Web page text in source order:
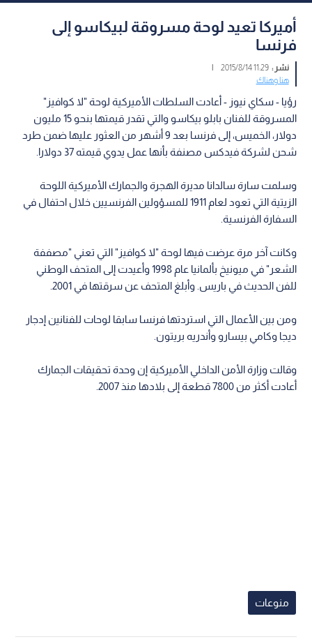
أميركا تعيد لوحة مسروقة لبيكاسو إلى
فرنسا
نشر :11:29 2015/8/14
|
هنا وهناك
رؤيا - سكاي نيوز - أعادت السلطات الأميركية لوحة "لا كوافيز"
المسروقة للفنان بابلو بيكاسو والتي تقدر قيمتها بنحو 15 مليون
دولار، الخميس، إلى فرنسا بعد 9 أشهر من العثور عليها ضمن طرد
شحن لشركة فيدكس مصنفة بأنها عمل يدوي قيمته 37 دولارا.
وسلمت سارة سالدانا مديرة الهجرة والجمارك الأميركية اللوحة
الزيتية التي تعود لعام 1911 للمسؤولين الفرنسيين خلال احتفال في
السفارة الفرنسية.
وكانت آخر مرة عرضت فيها لوحة "لا كوافيز" التي تعني "مصففة
الشعر" في ميونيخ بألمانيا عام 1998 وأعيدت إلى المتحف الوطني
للفن الحديث في باريس. وأبلغ المتحف عن سرقتها في 2001.
ومن بين الأعمال التي استردتها فرنسا سابقا لوحات للفنانين إدجار
ديجا وكامي بيسارو وأندريه بريتون.
وقالت وزارة الأمن الداخلي الأميركية إن وحدة تحقيقات الجمارك
أعادت أكثر من 7800 قطعة إلى بلادها منذ 2007.
منوعات